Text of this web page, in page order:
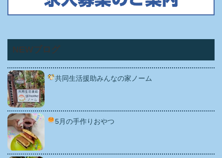
NEWブログ
共同生活援助みんなの家ノーム
5月の手作りおやつ